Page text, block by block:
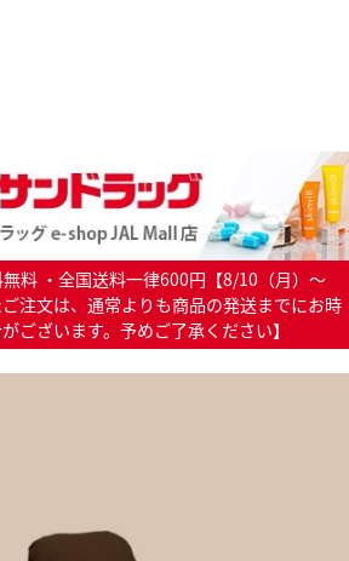
料 ・全国送料一律600円【8/10（月）～
注文は、通常よりも商品の発送までにお時
ございます。予めご了承ください】